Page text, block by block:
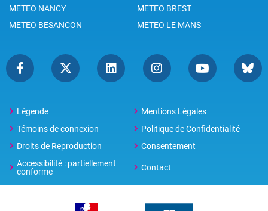
METEO NANCY
METEO BREST
METEO BESANCON
METEO LE MANS
Légende
Mentions Légales
Témoins de connexion
Politique de Confidentialité
Droits de Reproduction
Consentement
Accessibilité : partiellement
conforme
Contact